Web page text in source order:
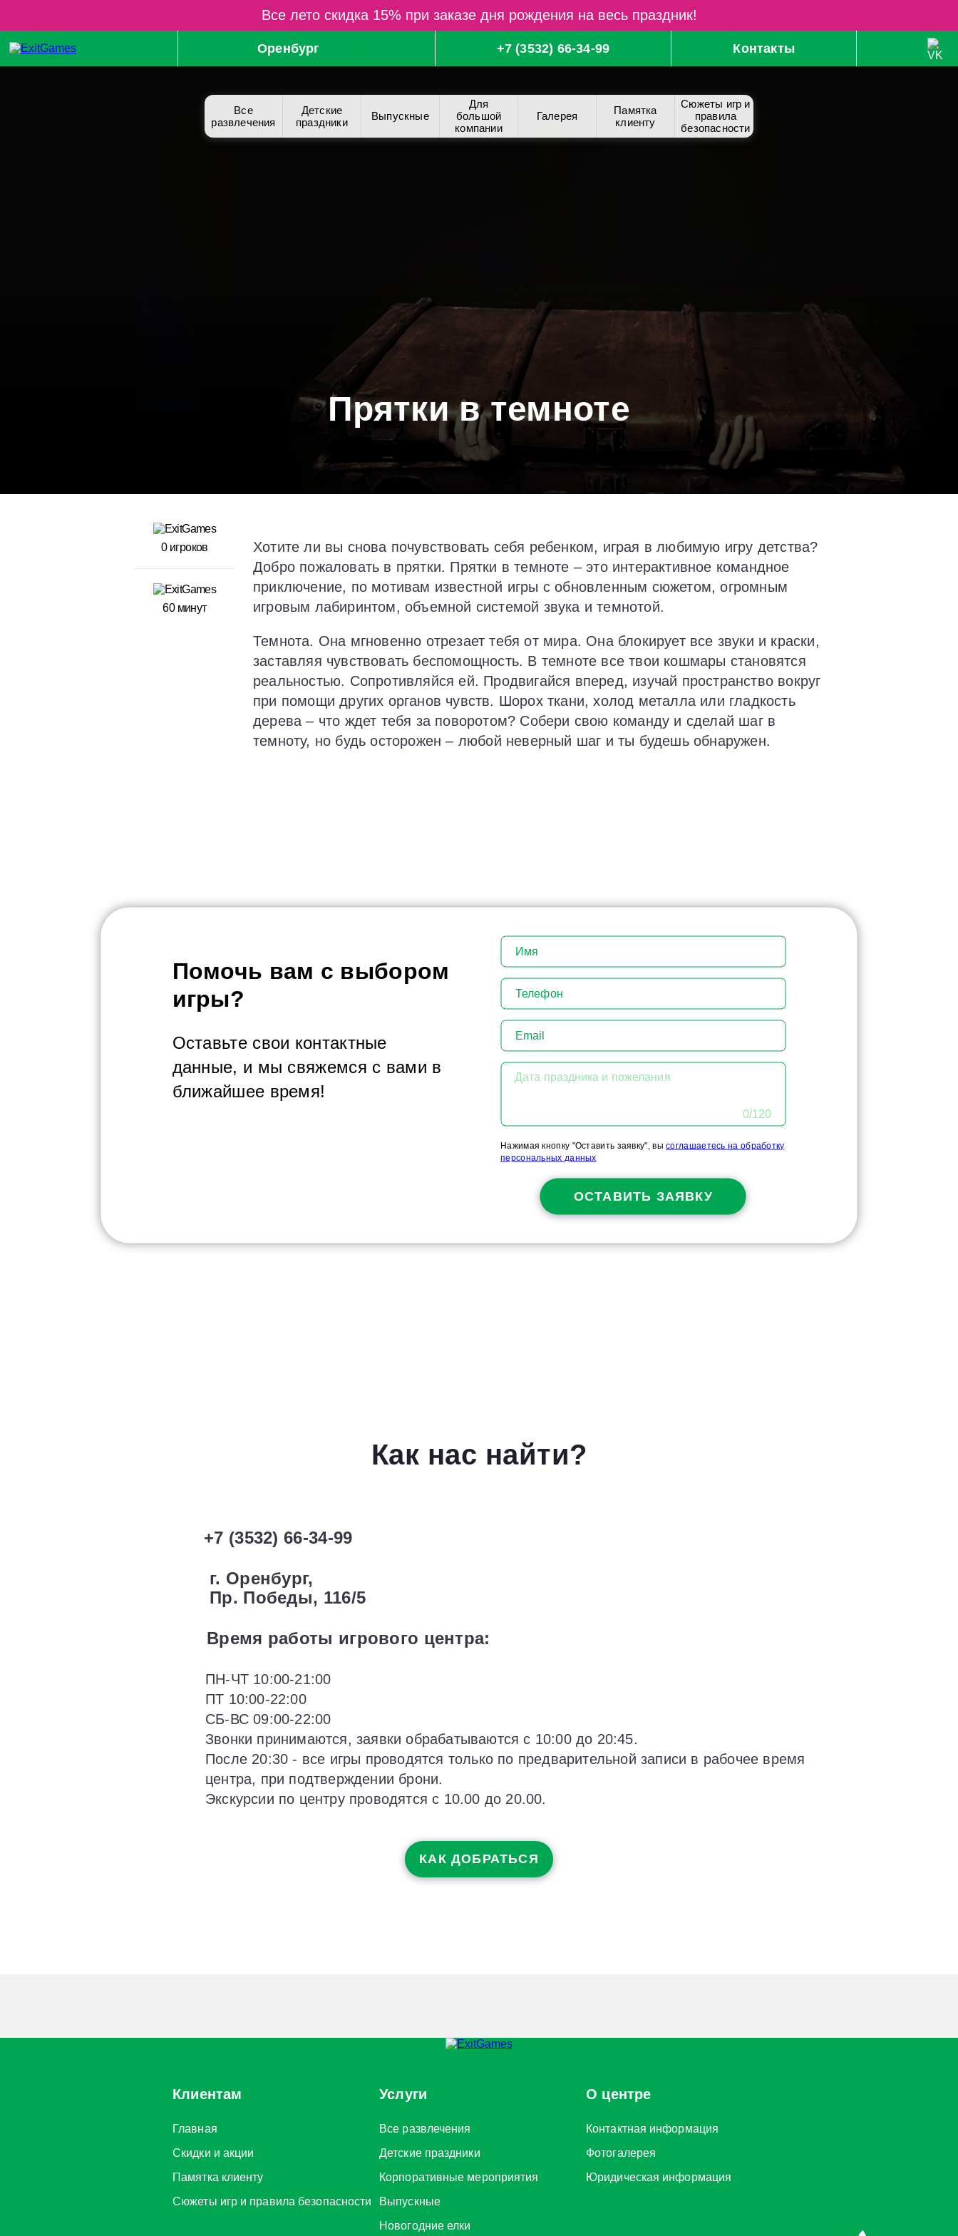
Все лето скидка 15% при заказе дня рождения на весь праздник!
Оренбург +7 (3532) 66-34-99 Контакты
Все
развлечения
Детские
праздники
Выпускные
Для
большой
компании
Галерея
Памятка
клиенту
Сюжеты игр и
правила
безопасности
Прятки в темноте
0 игроков
60 минут
Хотите ли вы снова почувствовать себя ребенком, играя в любимую игру детства?
Добро пожаловать в прятки. Прятки в темноте – это интерактивное командное
приключение, по мотивам известной игры с обновленным сюжетом, огромным
игровым лабиринтом, объемной системой звука и темнотой.
Темнота. Она мгновенно отрезает тебя от мира. Она блокирует все звуки и краски,
заставляя чувствовать беспомощность. В темноте все твои кошмары становятся
реальностью. Сопротивляйся ей. Продвигайся вперед, изучай пространство вокруг
при помощи других органов чувств. Шорох ткани, холод металла или гладкость
дерева – что ждет тебя за поворотом? Собери свою команду и сделай шаг в
темноту, но будь осторожен – любой неверный шаг и ты будешь обнаружен.
Помочь вам с выбором
игры?
Оставьте свои контактные
данные, и мы свяжемся с вами в
ближайшее время!
Дата праздника и пожелания
0/120
Нажимая кнопку "Оставить заявку", высоглашаетесь на обработку
персональных данных
ОСТАВИТЬ ЗАЯВКУ
Как нас найти?
+7 (3532) 66-34-99
г. Оренбург,
Пр. Победы, 116/5
Время работы игрового центра:
ПН-ЧТ 10:00-21:00
ПТ 10:00-22:00
СБ-ВС 09:00-22:00
Звонки принимаются, заявки обрабатываются с 10:00 до 20:45.
После 20:30 - все игры проводятся только по предварительной записи в рабочее время
центра, при подтверждении брони.
Экскурсии по центру проводятся с 10.00 до 20.00.
КАК ДОБРАТЬСЯ
Клиентам
Главная
Скидки и акции
Памятка клиенту
Сюжеты игр и правила безопасности
Услуги
Все развлечения
Детские праздники
Корпоративные мероприятия
Выпускные
Новогодние елки
О центре
Контактная информация
Фотогалерея
Юридическая информация